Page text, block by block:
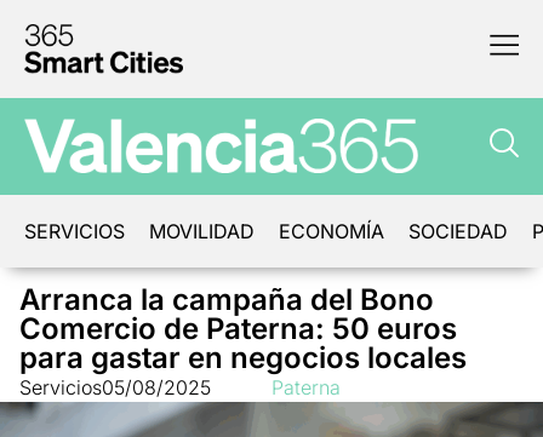
SERVICIOS MOVILIDAD ECONOMÍA SOCIEDAD
Arranca la campaña del Bono
Comercio de Paterna: 50 euros
para gastar en negocios locales
Servicios05/08/2025 Paterna